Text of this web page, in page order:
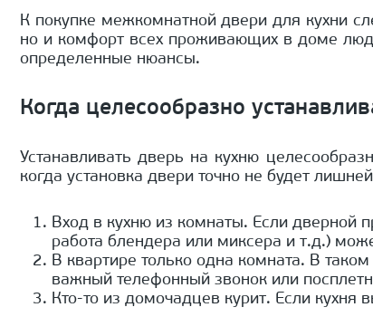
К покупке межкомнатной двери для кухни
но и комфорт всех проживающих в доме
определенные нюансы.
Когда целесообразно
Устанавливать дверь на кухню
когда установка двери точно не будет
Вход в кухню из комнаты. Если дверной
работа блендера или миксера и т.д.)
В квартире только одна комната. В
важный телефонный звонок или
Кто-то из домочадцев курит. Если кухня